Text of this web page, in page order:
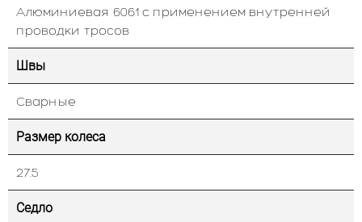
Алюминиевая 6061 с применением внутренней
проводки тросов
Швы
Сварные
Размер колеса
27.5
Седло